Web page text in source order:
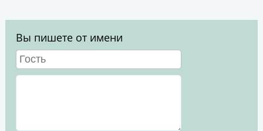
Вы пишете от имени